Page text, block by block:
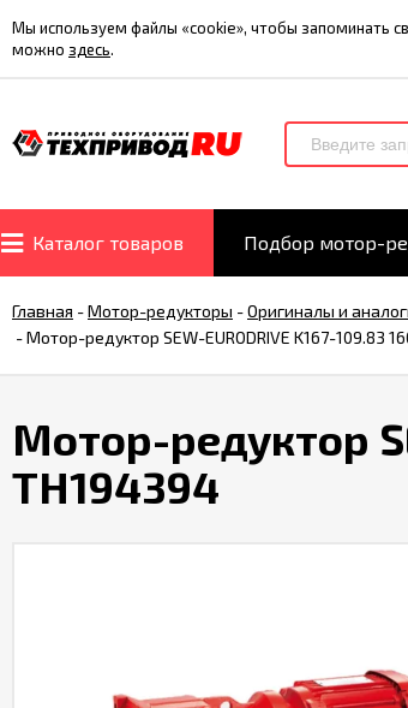
Мы используем файлы «cookie», чтобы запоминать
можно здесь.
Каталог товаров Подбор мотор-
Главная -Мотор-редукторы -Оригиналы и
-Мотор-редуктор SEW-EURODRIVE K167-109.83
Мотор-редуктор
TH194394